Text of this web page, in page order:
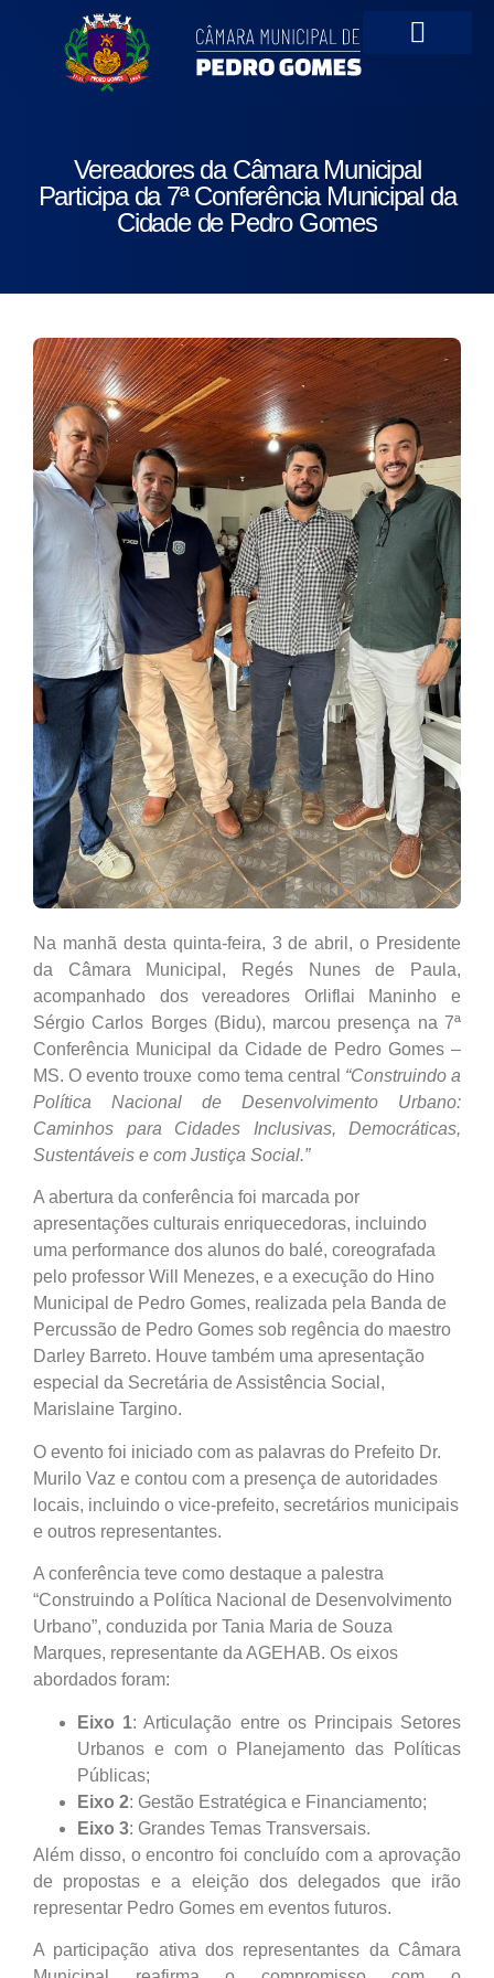
Vereadores da Câmara Municipal
Participa da 7ª Conferência Municipal da
Cidade de Pedro Gomes
Na manhã desta quinta-feira, 3 de abril, o Presidente
da Câmara Municipal, Regés Nunes de Paula,
acompanhado dos vereadores Orliflai Maninho e
Sérgio Carlos Borges (Bidu), marcou presença na 7ª
Conferência Municipal da Cidade de Pedro Gomes –
MS. O evento trouxe como tema central “Construindo a
Política Nacional de Desenvolvimento Urbano:
Caminhos para Cidades Inclusivas, Democráticas,
Sustentáveis e com Justiça Social.”
A abertura da conferência foi marcada por
apresentações culturais enriquecedoras, incluindo
uma performance dos alunos do balé, coreografada
pelo professor Will Menezes, e a execução do Hino
Municipal de Pedro Gomes, realizada pela Banda de
Percussão de Pedro Gomes sob regência do maestro
Darley Barreto. Houve também uma apresentação
especial da Secretária de Assistência Social,
Marislaine Targino.
O evento foi iniciado com as palavras do Prefeito Dr.
Murilo Vaz e contou com a presença de autoridades
locais, incluindo o vice-prefeito, secretários municipais
e outros representantes.
A conferência teve como destaque a palestra
“Construindo a Política Nacional de Desenvolvimento
Urbano”, conduzida por Tania Maria de Souza
Marques, representante da AGEHAB. Os eixos
abordados foram:
Eixo 1: Articulação entre os Principais Setores
Urbanos e com o Planejamento das Políticas
Públicas;
Eixo 2: Gestão Estratégica e Financiamento;
Eixo 3: Grandes Temas Transversais.
Além disso, o encontro foi concluído com a aprovação
de propostas e a eleição dos delegados que irão
representar Pedro Gomes em eventos futuros.
A participação ativa dos representantes da Câmara